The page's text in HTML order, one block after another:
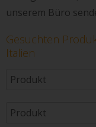
unserem Büro
Gesuchten
Italien